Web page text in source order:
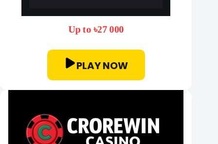
Up to ৳27 000
PLAY NOW